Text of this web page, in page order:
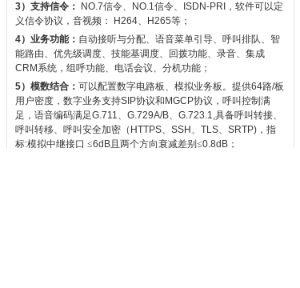
3）支持信令： NO.7信令、 NO.1信令、 ISDN-PRI
，软件可以定
义信令协议，音视频：
H264、 H265等；
4）业务功能： 自动接听与分配、语音菜单引导、呼叫排队、智
能路由、优先级调度、技能基调度、回拨功能、录音、集成
CRM 系统，组呼功能、电话会议、分机功能；
5）模数结合： 可以配置数字电路板、模拟业务板。提供64路/板
用户密度，数字业务支持SIP协议和 MGCP协议，呼叫控制满
足，语音编码满足G.711、 G.729A/B、 G.723.1,具备呼叫转接、
呼叫转移、呼叫安全加密（ HTTPS、 SSH 、 TLS、 SRTP)，指
标:模拟中继接口 ≤6dB且两个方向衰减差别≤0.8dB；